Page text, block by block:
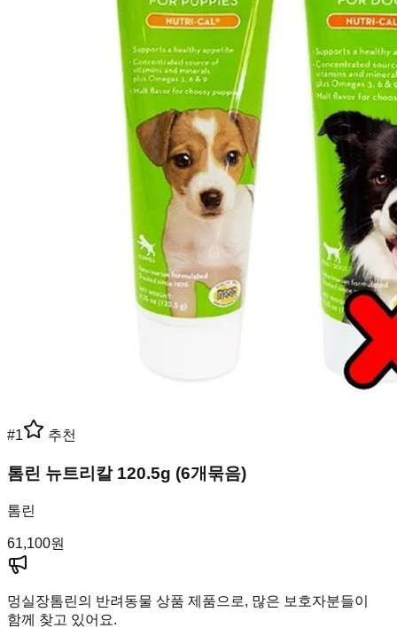
#1 추천
톰린 뉴트리칼 120.5g (6개묶음)
톰린
61,100원
멍실장톰린의 반려동물 상품 제품으로, 많은 보호자분들이
함께 찾고 있어요.